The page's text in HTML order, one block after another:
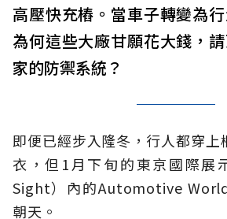
高壓快充樁。當車子轉變為
為何這些大廠甘願花大錢，
家的防禦系統？
即便已經步入隆冬，行人都穿上
衣，但1月下旬的東京國際展
Sight）內的Automotive
朝天。